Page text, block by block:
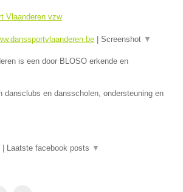
Vlaanderen vzw
Screenshot ▼
is een door BLOSO erkende en
dansclubs en dansscholen, ondersteuning en
Laatste facebook posts ▼